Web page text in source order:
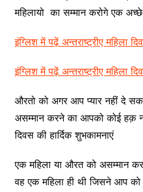
महिलायो का सम्मान करोगे एक
इंग्लिश में पढ़ें अन्तराष्ट्रीए महिला
इंग्लिश में पढ़ें अन्तराष्ट्रीए महिला
औरतो को अगर आप प्यार नहीं दे
असम्मान करने का आपको कोई हक़
दिवस की हार्दिक शुभकामनाएं
एक महिला या औरत को असम्मान
वह एक महिला ही थी जिसने आप